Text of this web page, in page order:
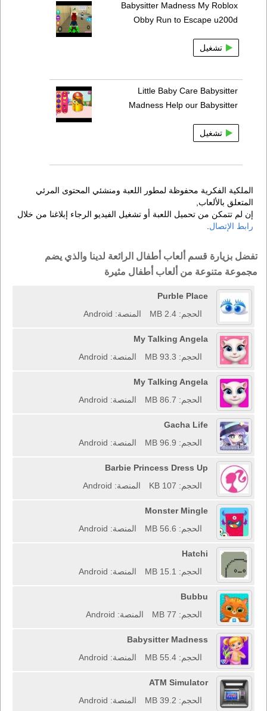
Babysitter Madness My Roblox
Obby Run to Escape u200d
تشغيل
Little Baby Care Babysitter
Madness Help our Babysitter
تشغيل
الملكية الفكرية محفوظة لمطور اللعبة ومنشئي المحتوى المرئي
المتعلق بالألعاب,
إن لم تتمكن من تحميل اللعبة أو تشغيل الفيديو الرجاء إبلاغنا من خلال
رابط الإتصال
تفضل بزيارة قسم ألعاب أطفال الرائعة لدينا والذي يضم
مجموعة متنوعة من ألعاب أطفال مثيرة
Purble Place
الحجم: 2.4 MB
المنصة: Android
My Talking Angela
الحجم: 93.3 MB
المنصة: Android
My Talking Angela
الحجم: 86.7 MB
المنصة: Android
Gacha Life
الحجم: 96.9 MB
المنصة: Android
Barbie Princess Dress Up
الحجم: 107 KB
المنصة: Android
Monster Mingle
الحجم: 56.6 MB
المنصة: Android
Hatchi
الحجم: 15.1 MB
المنصة: Android
Bubbu
الحجم: 77 MB
المنصة: Android
Babysitter Madness
الحجم: 55.4 MB
المنصة: Android
ATM Simulator
الحجم: 39.2 MB
المنصة: Android